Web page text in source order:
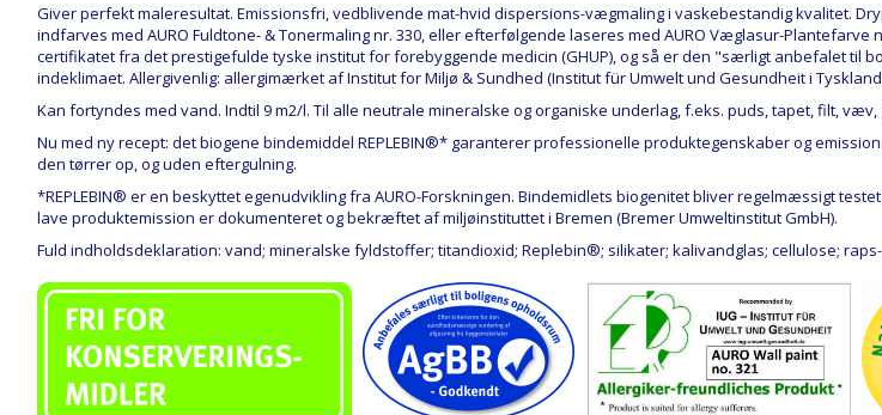
Giver perfekt maleresultat. Emissionsfri, vedblivende mat-hvid dispersions-vægmaling i vaskebestandig kvalitet.
indfarves med AURO Fuldtone- & Tonermaling nr. 330, eller efterfølgende laseres med AURO Væglasur-
certifikatet fra det prestigefulde tyske institut for forebyggende medicin (GHUP), og så er den "særligt anbefalet til
indeklimaet. Allergivenlig: allergimærket af Institut for Miljø & Sundhed (Institut für Umwelt und Gesundheit i
Kan fortyndes med vand. Indtil 9 m2/l. Til alle neutrale mineralske og organiske underlag, f.eks. puds, tapet, filt,
Nu med ny recept: det biogene bindemiddel REPLEBIN®* garanterer professionelle produktegenskaber og
den tørrer op, og uden eftergulning.
*REPLEBIN® er en beskyttet egenudvikling fra AURO-Forskningen. Bindemidlets biogenitet bliver regelmæssigt
lave produktemission er dokumenteret og bekræftet af miljøinstituttet i Bremen (Bremer Umweltinstitut GmbH).
Fuld indholdsdeklaration: vand; mineralske fyldstoffer; titandioxid; Replebin®; silikater; kalivandglas; cellulose;